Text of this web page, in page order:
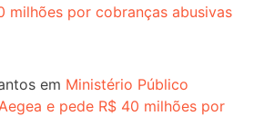
milhões por cobranças abusivas
em Ministério Público
e pede R$ 40 milhões por